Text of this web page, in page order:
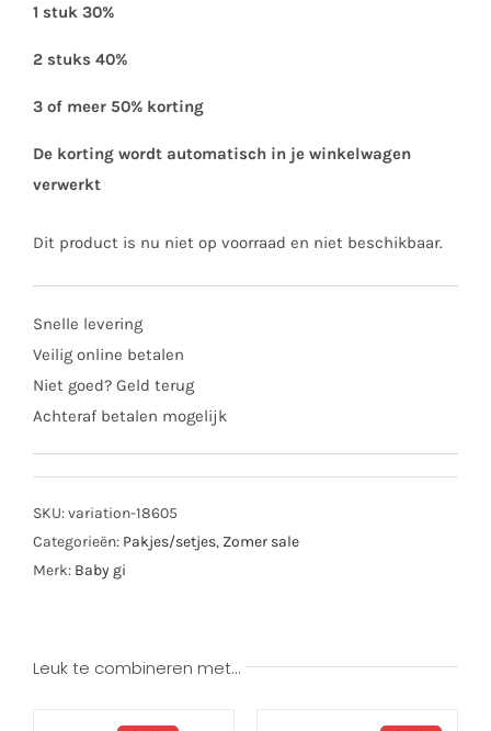
1 stuk 30%
2 stuks 40%
3 of meer 50% korting
De korting wordt automatisch in je winkelwagen
verwerkt
Dit product is nu niet op voorraad en niet beschikbaar.
Snelle levering
Veilig online betalen
Niet goed? Geld terug
Achteraf betalen mogelijk
SKU:variation-18605
Categorieën: Pakjes/setjes, Zomer sale
Merk: Baby gi
Leuk te combineren met…